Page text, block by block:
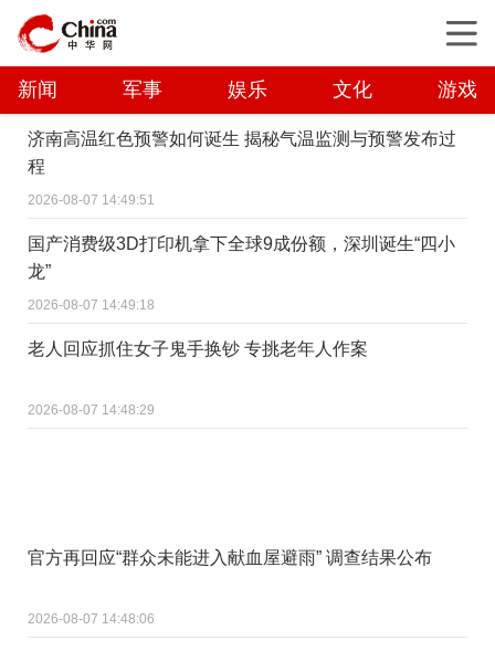
新闻 军事 娱乐 文化 游戏
济南高温红色预警如何诞生 揭秘气温监测与预警发布过
程
2026-08-07 14:49:51
国产消费级3D打印机拿下全球9成份额，深圳诞生“四小
龙”
2026-08-07 14:49:18
老人回应抓住女子鬼手换钞 专挑老年人作案
2026-08-07 14:48:29
官方再回应“群众未能进入献血屋避雨” 调查结果公布
2026-08-07 14:48:06